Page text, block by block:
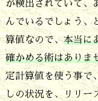
う？
4.
在
バ
が検出されていて、
んでいるでしょう、
算値なので、本当に
確かめる術はありま
定計算値を使う事で
しの状況を、リリー